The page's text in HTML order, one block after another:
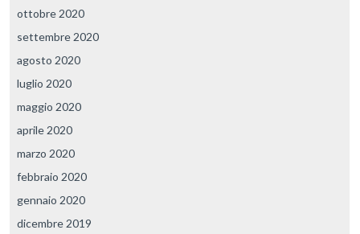
ottobre 2020
settembre 2020
agosto 2020
luglio 2020
maggio 2020
aprile 2020
marzo 2020
febbraio 2020
gennaio 2020
dicembre 2019